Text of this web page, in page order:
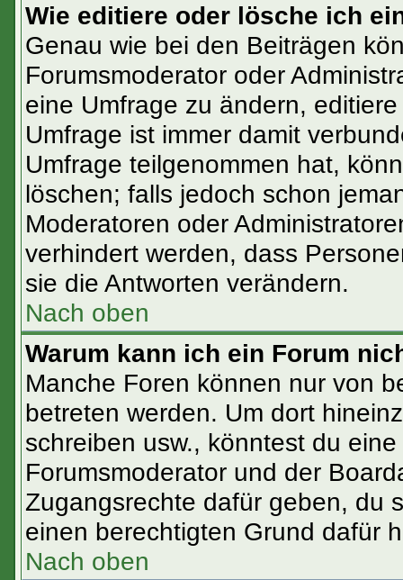
Wie editiere oder lösche ich
Genau wie bei den Beiträgen
Forumsmoderator oder
eine Umfrage zu ändern,
Umfrage ist immer damit
Umfrage teilgenommen hat,
löschen; falls jedoch schon
Moderatoren oder
verhindert werden, dass
sie die Antworten verändern.
Nach oben
Warum kann ich ein Forum
Manche Foren können nur von
betreten werden. Um dort
schreiben usw., könntest du
Forumsmoderator und der
Zugangsrechte dafür geben, du
einen berechtigten Grund dafür
Nach oben